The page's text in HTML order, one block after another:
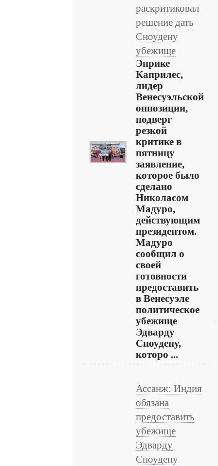
раскритиковал
решение дать
Сноудену
убежище
Энрике
Каприлес,
лидер
Венесуэльской
оппозиции,
подверг
резкой
критике в
пятницу
заявление,
которое было
сделано
Николасом
Мадуро,
действующим
президентом.
Мадуро
сообщил о
своей
готовности
предоставить
в Венесуэле
политическое
убежище
Эдварду
Сноудену,
которо ...
Ассанж: Индия
обязана
предоставить
убежище
Эдварду
Сноудену